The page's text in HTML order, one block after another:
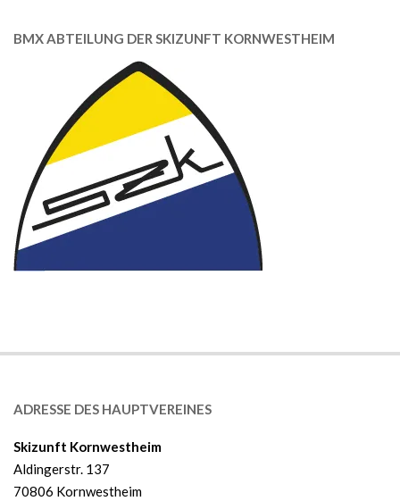
BMX ABTEILUNG DER SKIZUNFT KORNWESTHEIM
ADRESSE DES HAUPTVEREINES
Skizunft Kornwestheim
Aldingerstr. 137
70806 Kornwestheim